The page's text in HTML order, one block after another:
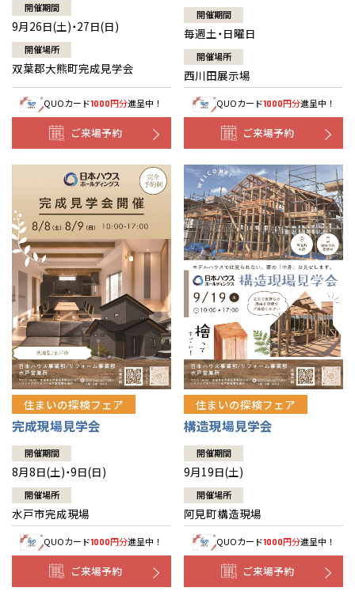
開催期間
9月26日(土)・27日(日)
開催場所
双葉郡大熊町完成見学会
QUOカード1000円分進呈中！
ご来場予約
開催期間
毎週土・日曜日
開催場所
西川田展示場
QUOカード1000円分進呈中！
ご来場予約
住まいの探検フェア
完成現場見学会
開催期間
8月8日(土)・9日(日)
開催場所
水戸市完成現場
QUOカード1000円分進呈中！
ご来場予約
住まいの探検フェア
構造現場見学会
開催期間
9月19日(土)
開催場所
阿見町構造現場
QUOカード1000円分進呈中！
ご来場予約